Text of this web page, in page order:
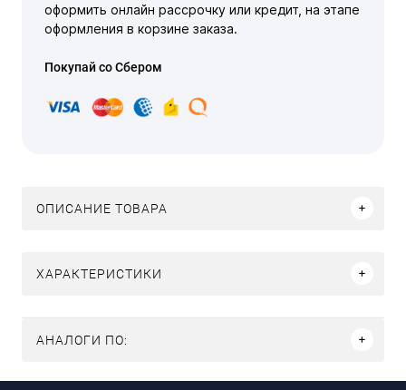
оформить онлайн рассрочку или кредит, на этапе
оформления в корзине заказа.
Покупай со Сбером
ОПИСАНИЕ ТОВАРА
ХАРАКТЕРИСТИКИ
АНАЛОГИ ПО: